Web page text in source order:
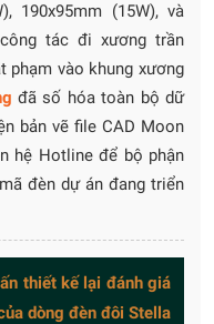
190x95mm (15W), và
tác đi xương trần
phạm vào khung xương
đã số hóa toàn bộ dữ
bản vẽ file CAD Moon
hệ Hotline để bộ phận
đèn dự án đang triển
thiết kế lại đánh giá
dòng đèn đôi Stella